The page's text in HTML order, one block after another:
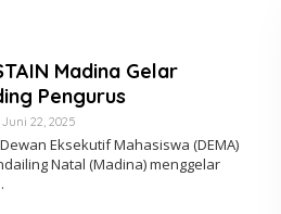
Madina Gelar
Pengurus
Juni 22, 2025Oleh
Eksekutif Mahasiswa (DEMA)
Natal (Madina) menggelar